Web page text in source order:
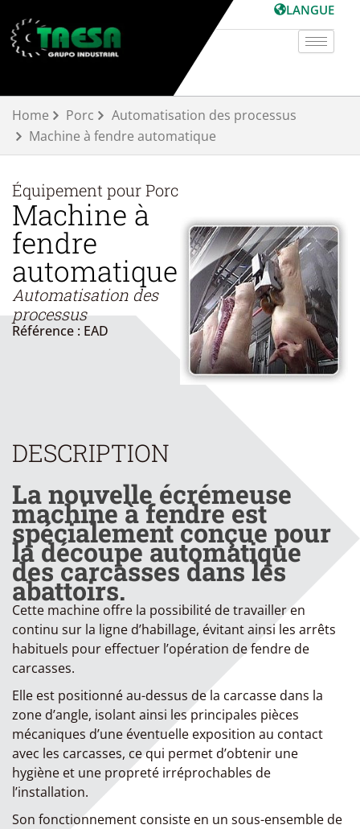
au
contenu
LANGUE
Home Porc
Automatisation des processus
Machine à fendre automatique
Équipement pourPorc
Machine à
fendre
automatique
Automatisation des
processus
Référence : EAD
DESCRIPTION
La nouvelle écrémeuse
machine à fendre est
spécialement conçue pour
la découpe automatique
des carcasses dans les
abattoirs.
Cette machine offre la possibilité de travailler en
continu sur la ligne d’habillage, évitant ainsi les arrêts
habituels pour effectuer l’opération de fendre de
carcasses.
Elle est positionné au-dessus de la carcasse dans la
zone d’angle, isolant ainsi les principales pièces
mécaniques d’une éventuelle exposition au contact
avec les carcasses, ce qui permet d’obtenir une
hygiène et une propreté irréprochables de
l’installation.
Son fonctionnement consiste en un sous-ensemble de